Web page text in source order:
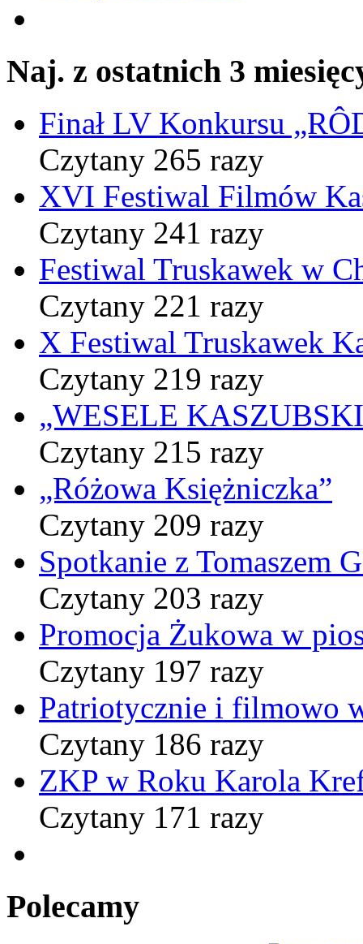
Naj. z ostatnich 3
Finał LV Konkursu
Czytany 265 razy
XVI Festiwal Filmów
Czytany 241 razy
Festiwal Truskawek w
Czytany 221 razy
X Festiwal Truskawek
Czytany 219 razy
„WESELE
Czytany 215 razy
„Różowa Księżniczka”
Czytany 209 razy
Spotkanie z Tomaszem
Czytany 203 razy
Promocja Żukowa w
Czytany 197 razy
Patriotycznie i filmowo
Czytany 186 razy
ZKP w Roku Karola
Czytany 171 razy
Polecamy